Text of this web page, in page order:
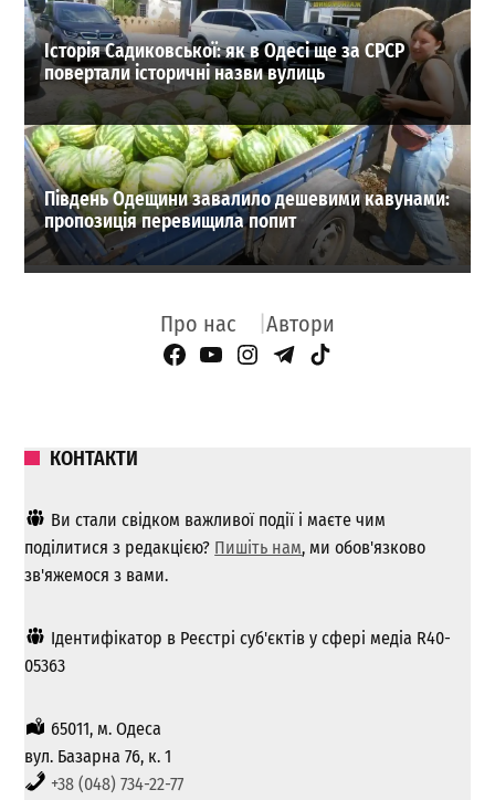
Історія Садиковської: як в Одесі ще за СРСР
повертали історичні назви вулиць
Південь Одещини завалило дешевими кавунами:
пропозиція перевищила попит
Про нас Автори
Facebook Page
YouTube
Instagram
Telegram
TikTok
КОНТАКТИ
Ви стали свідком важливої ​​події і маєте чим
поділитися з редакцією? Пишіть нам, ми обов'язково
зв'яжемося з вами.
Ідентифікатор в Реєстрі суб'єктів у сфері медіа R40-
05363
65011, м. Одеса
вул. Базарна 76, к. 1
+38 (048) 734-22-77